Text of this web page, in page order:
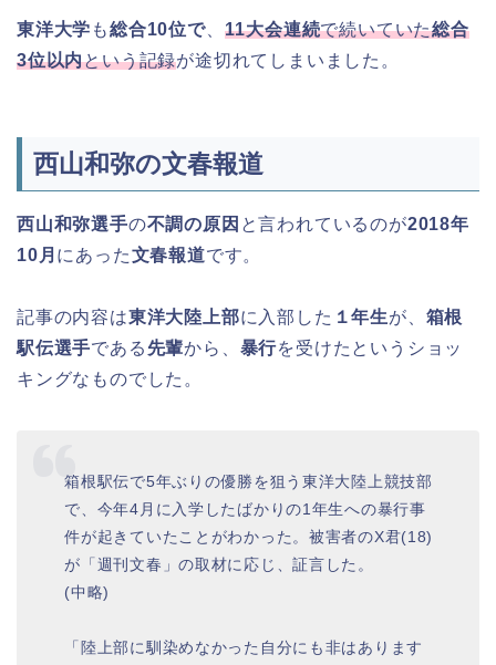
東洋大学 も総合10位で、 11大会連続で続いていた総合
3位以内という記録が途切れてしまいました。
西山和弥の文春報道
西山和弥選手の不調の原因 と言われているのが2018年
10月 にあった文春報道です。
記事の内容は東洋大陸上部に入部した １年生が、 箱根
駅伝選手である 先輩から、 暴行を受けたというショッ
キングなものでした。
箱根駅伝で5年ぶりの優勝を狙う東洋大陸上競技部
で、今年4月に入学したばかりの1年生への暴行事
件が起きていたことがわかった。被害者のX君(18)
が「週刊文春」の取材に応じ、証言した。
(中略)
「陸上部に馴染めなかった自分にも非はあります